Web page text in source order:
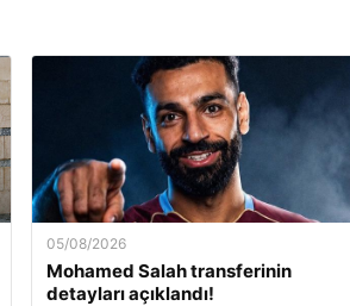
05/08/2026
Mohamed Salah transferinin
detayları açıklandı!